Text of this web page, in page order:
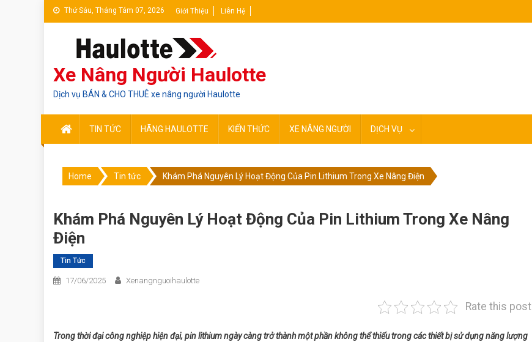
Thứ Sáu, Tháng Tám 07, 2026 Giới Thiệu Liên Hệ
Xe Nâng Người Haulotte
Dịch vụ BÁN & CHO THUÊ xe nâng người Haulotte
TIN TỨC HÃNG HAULOTTE KIẾN THỨC XE NÂNG NGƯỜI DỊCH VỤ
Home Tin tức Khám Phá Nguyên Lý Hoạt Động Của Pin Lithium Trong Xe Nâng Điện
Khám Phá Nguyên Lý Hoạt Động Của Pin Lithium Trong Xe Nâng
Điện
Tin Tức
17/06/2025 Xenangnguoihaulotte
Rate this post
Trong thời đại công nghiệp hiện đại, pin lithium ngày càng trở thành một phần không thể thiếu trong các thiết bị sử dụng năng lượng